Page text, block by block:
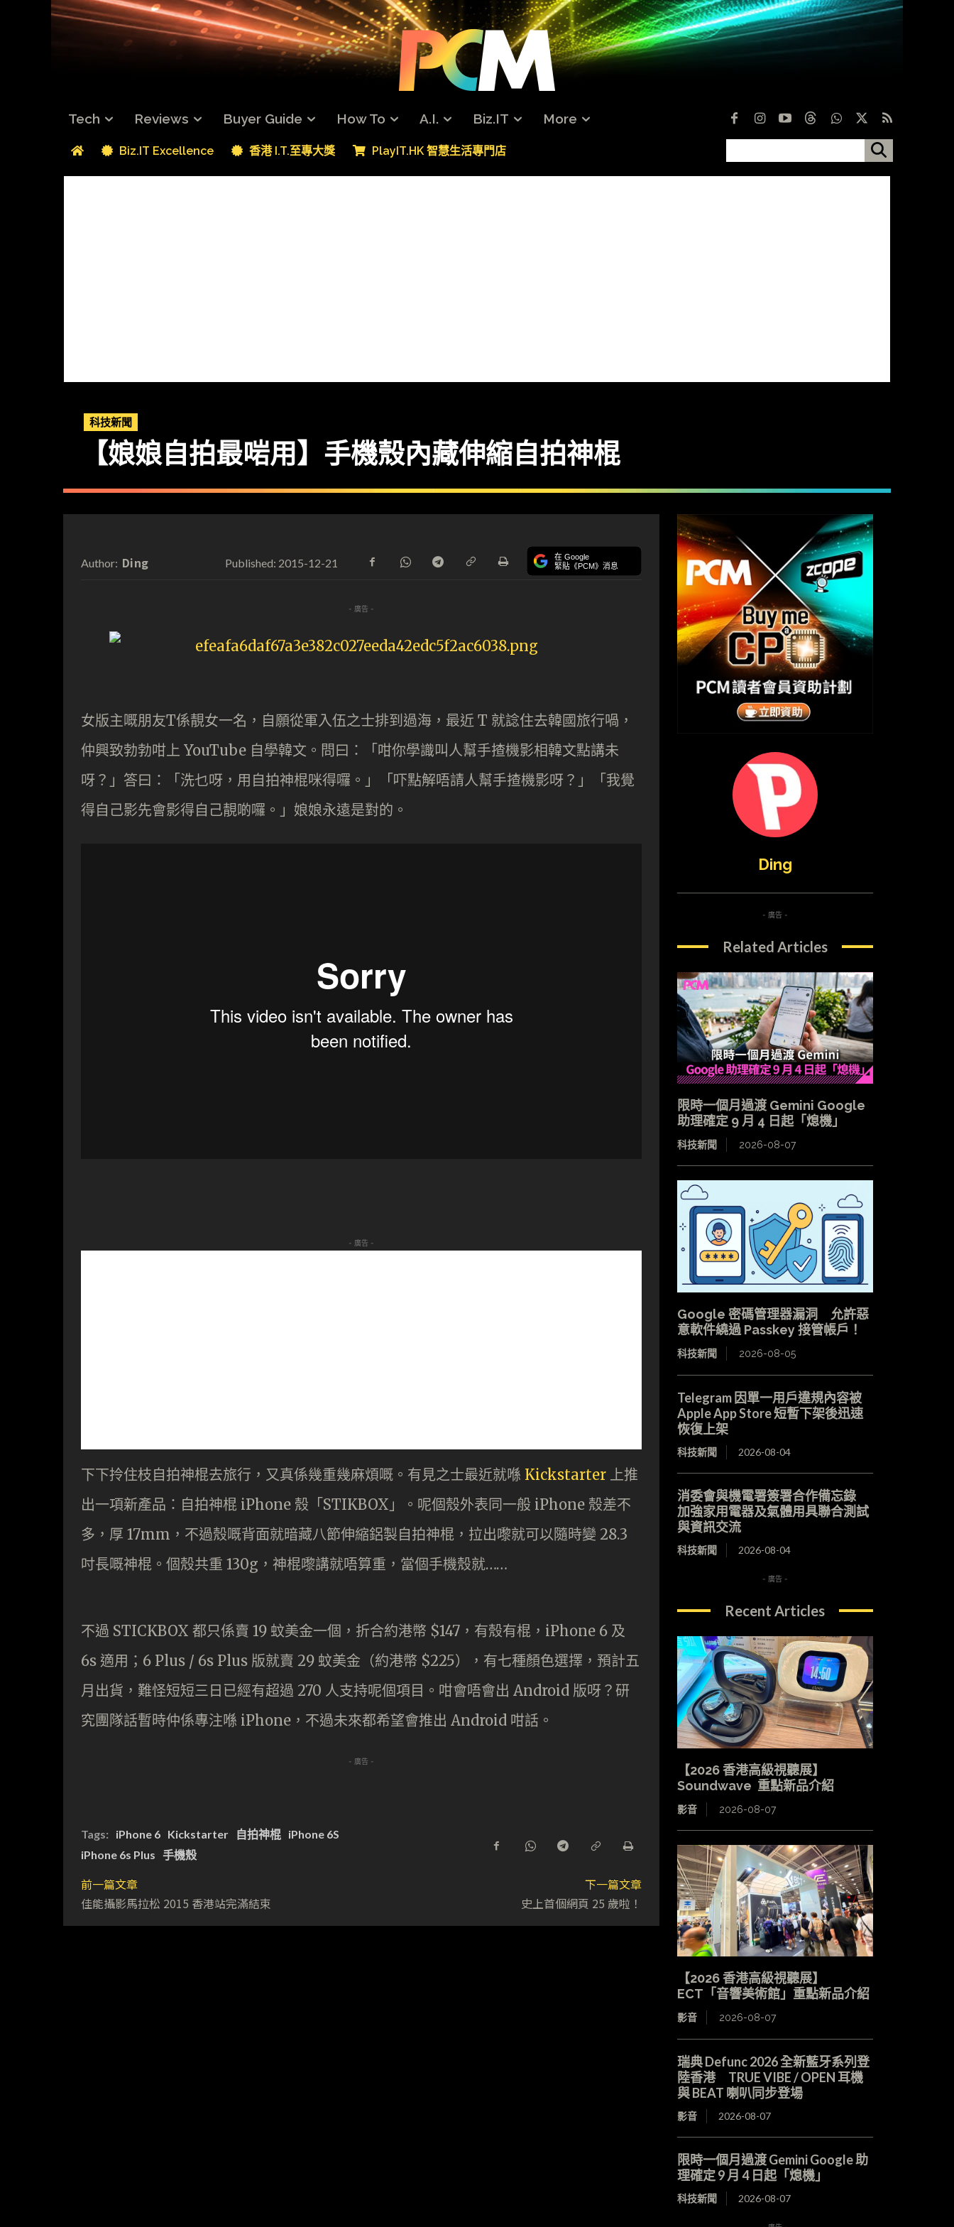
Tech Reviews Buyer Guide How To A.I. Biz.IT More
Biz.IT Excellence 香港 I.T.至專大獎 PlayIT.HK 智慧生活專門店
科技新聞
【娘娘自拍最啱用】手機殼內藏伸縮自拍神棍
Author: Ding Published: 2015-12-21 在 Google
緊貼《PCM》消息
- 廣告 -
女版主嘅朋友T係靚女一名，自願從軍入伍之士排到過海，最近 T 就諗住去韓國旅行喎，
仲興致勃勃咁上 YouTube 自學韓文。問曰：「咁你學識叫人幫手揸機影相韓文點講未
呀？」答曰：「洗乜呀，用自拍神棍咪得囉。」「吓點解唔請人幫手揸機影呀？」「我覺
得自己影先會影得自己靚啲囉。」娘娘永遠是對的。
- 廣告 -
下下拎住枝自拍神棍去旅行，又真係幾重幾麻煩嘅。有見之士最近就喺 Kickstarter 上推
出一項新產品：自拍神棍 iPhone 殼「STIKBOX」。呢個殼外表同一般 iPhone 殼差不
多，厚 17mm，不過殼嘅背面就暗藏八節伸縮鋁製自拍神棍，拉出嚟就可以隨時變 28.3
吋長嘅神棍。個殼共重 130g，神棍嚟講就唔算重，當個手機殼就……
不過 STICKBOX 都只係賣 19 蚊美金一個，折合約港幣 $147，有殼有棍，iPhone 6 及
6s 適用；6 Plus / 6s Plus 版就賣 29 蚊美金（約港幣 $225），有七種顏色選擇，預計五
月出貨，難怪短短三日已經有超過 270 人支持呢個項目。咁會唔會出 Android 版呀？研
究團隊話暫時仲係專注喺 iPhone，不過未來都希望會推出 Android 咁話。
- 廣告 -
Tags: iPhone 6 Kickstarter 自拍神棍 iPhone 6S
iPhone 6s Plus 手機殼
前一篇文章
佳能攝影馬拉松 2015 香港站完滿結束
下一篇文章
史上首個網頁 25 歲啦！
Ding
- 廣告 -
Related Articles
限時一個月過渡 Gemini Google
助理確定 9 月 4 日起「熄機」
科技新聞 2026-08-07
Google 密碼管理器漏洞 允許惡
意軟件繞過 Passkey 接管帳戶！
科技新聞 2026-08-05
Telegram 因單一用戶違規內容被
Apple App Store 短暫下架後迅速
恢復上架
科技新聞 2026-08-04
消委會與機電署簽署合作備忘錄
加強家用電器及氣體用具聯合測試
與資訊交流
科技新聞 2026-08-04
- 廣告 -
Recent Articles
【2026 香港高級視聽展】
Soundwave 重點新品介紹
影音 2026-08-07
【2026 香港高級視聽展】
ECT「音響美術館」重點新品介紹
影音 2026-08-07
瑞典 Defunc 2026 全新藍牙系列登
陸香港 TRUE VIBE / OPEN 耳機
與 BEAT 喇叭同步登場
影音 2026-08-07
限時一個月過渡 Gemini Google 助
理確定 9 月 4 日起「熄機」
科技新聞 2026-08-07